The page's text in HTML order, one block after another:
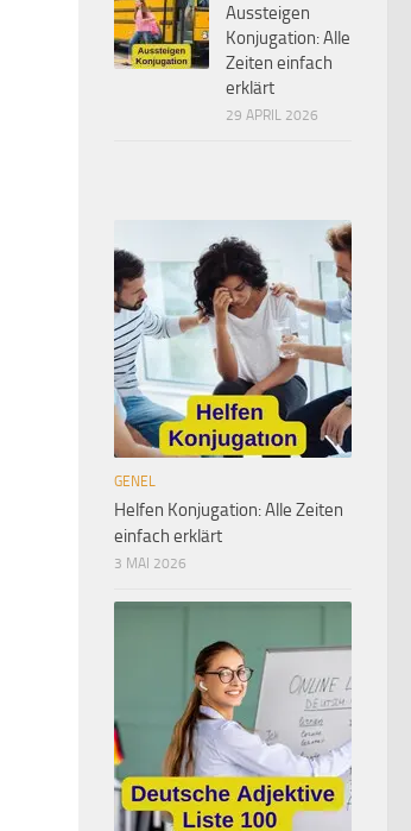
Aussteigen
Konjugation: Alle
Zeiten einfach
erklärt
29 APRIL 2026
GENEL
Helfen Konjugation: Alle Zeiten
einfach erklärt
3 MAI 2026